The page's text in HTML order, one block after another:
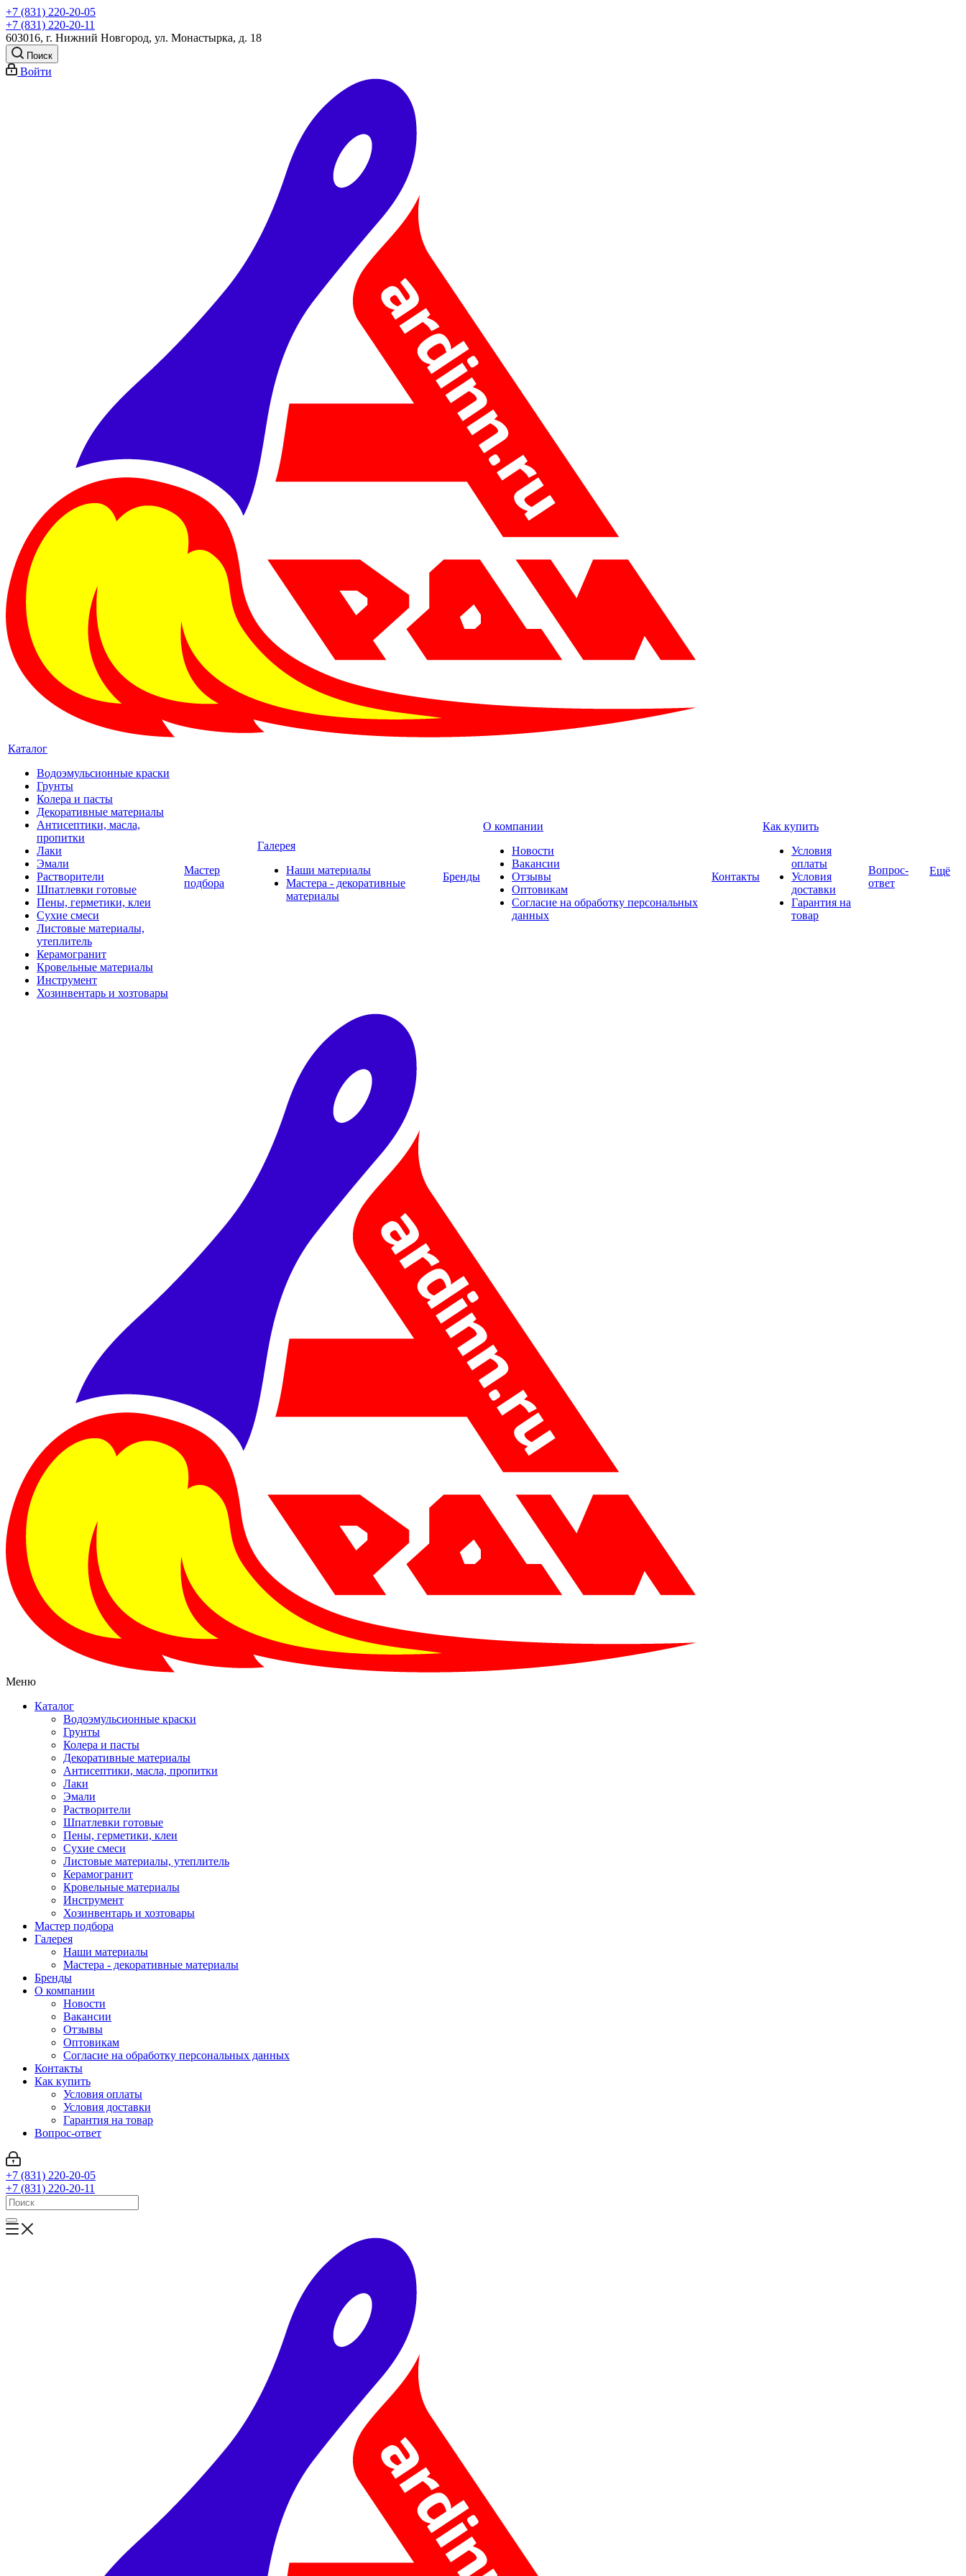
+7 (831) 220-20-05
+7 (831) 220-20-11
603016, г. Нижний Новгород, ул. Монастырка, д. 18
Поиск
Войти
Каталог
Водоэмульсионные краски
Грунты
Колера и пасты
Декоративные материалы
Антисептики, масла,
пропитки
Лаки
Эмали
Растворители
Шпатлевки готовые
Пены, герметики, клеи
Сухие смеси
Листовые материалы,
утеплитель
Керамогранит
Кровельные материалы
Инструмент
Хозинвентарь и хозтовары
Мастер
подбора
Галерея
Наши материалы
Мастера - декоративные
материалы
Бренды
О компании
Новости
Вакансии
Отзывы
Оптовикам
Cогласие на обработку персональных
данных
Контакты
Как купить
Условия
оплаты
Условия
доставки
Гарантия на
товар
Вопрос-
ответ
Ещё
Меню
Каталог
Водоэмульсионные краски
Грунты
Колера и пасты
Декоративные материалы
Антисептики, масла, пропитки
Лаки
Эмали
Растворители
Шпатлевки готовые
Пены, герметики, клеи
Сухие смеси
Листовые материалы, утеплитель
Керамогранит
Кровельные материалы
Инструмент
Хозинвентарь и хозтовары
Мастер подбора
Галерея
Наши материалы
Мастера - декоративные материалы
Бренды
О компании
Новости
Вакансии
Отзывы
Оптовикам
Cогласие на обработку персональных данных
Контакты
Как купить
Условия оплаты
Условия доставки
Гарантия на товар
Вопрос-ответ
+7 (831) 220-20-05
+7 (831) 220-20-11